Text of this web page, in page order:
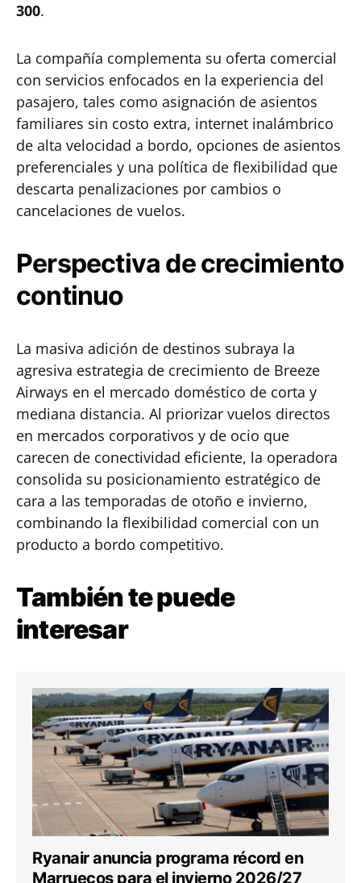
300.
La compañía complementa su oferta comercial
con servicios enfocados en la experiencia del
pasajero, tales como asignación de asientos
familiares sin costo extra, internet inalámbrico
de alta velocidad a bordo, opciones de asientos
preferenciales y una política de flexibilidad que
descarta penalizaciones por cambios o
cancelaciones de vuelos.
Perspectiva de crecimiento
continuo
La masiva adición de destinos subraya la
agresiva estrategia de crecimiento de Breeze
Airways en el mercado doméstico de corta y
mediana distancia. Al priorizar vuelos directos
en mercados corporativos y de ocio que
carecen de conectividad eficiente, la operadora
consolida su posicionamiento estratégico de
cara a las temporadas de otoño e invierno,
combinando la flexibilidad comercial con un
producto a bordo competitivo.
También te puede
interesar
Ryanair anuncia programa récord en
Marruecos para el invierno 2026/27